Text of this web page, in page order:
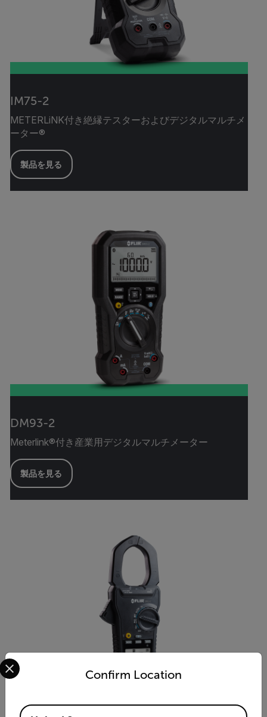
IM75-2
METERLiNK付き絶縁テスターおよびデジタルマルチメ
ーター®
製品を見る
DM93-2
Meterlink®付き産業用デジタルマルチメーター
製品を見る
Confirm Location
Select your preferred country and language from the
Available Locations